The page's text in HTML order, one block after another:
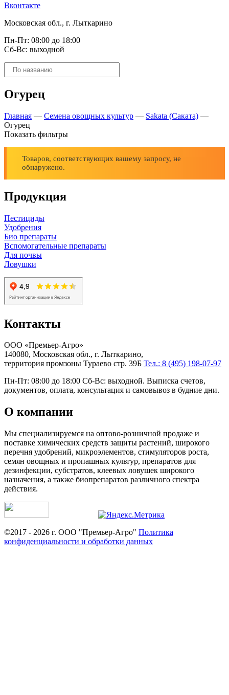
Вконтакте
Московская обл., г. Лыткарино
Пн-Пт: 08:00 до 18:00
Сб-Вс: выходной
Поиск
товаров
Огурец
Главная — Семена овощных культур — Sakata (Саката) —
Огурец
Показать фильтры
Товаров, соответствующих вашему запросу, не
обнаружено.
Продукция
Пестициды
Удобрения
Био препараты
Вспомогательные препараты
Для почвы
Ловушки
Контакты
ООО «Премьер-Агро»
140080, Московская обл., г. Лыткарино,
территория промзоны Тураево стр. 39Б Тел.: 8 (495) 198-07-97
Пн-Пт: 08:00 до 18:00 Сб-Вс: выходной. Выписка счетов,
документов, оплата, консультация и самовывоз в будние дни.
О компании
Мы специализируемся на оптово-розничной продаже и
поставке химических средств защиты растений, широкого
перечня удобрений, микроэлементов, стимуляторов роста,
семян овощных и пропашных культур, препаратов для
дезинфекции, субстратов, клеевых ловушек широкого
назначения, а также биопрепаратов различного спектра
действия.
©2017 - 2026 г. ООО "Премьер-Агро" Политика
конфиденциальности и обработки данных